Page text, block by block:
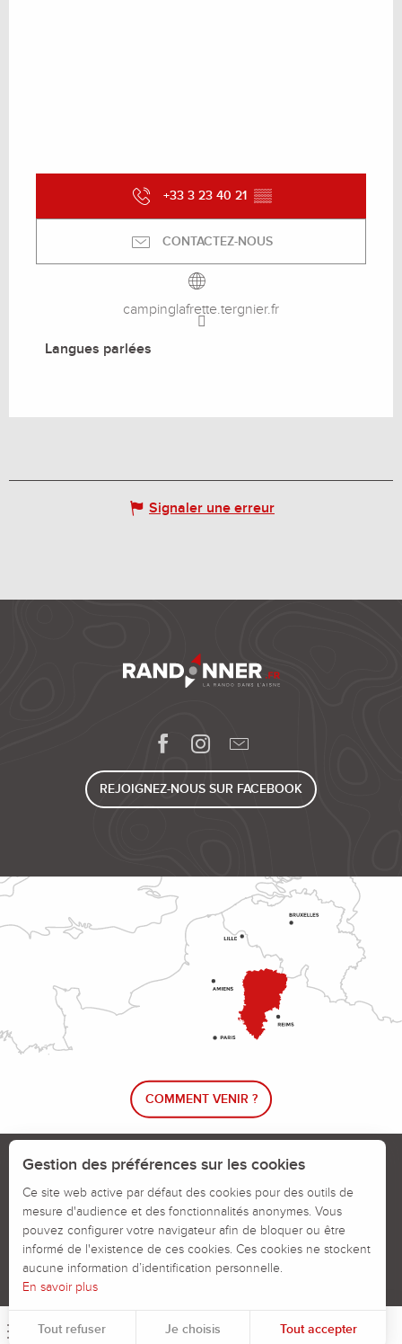
Menu
+33 3 23 40 21 ▒▒
CONTACTEZ-NOUS
campinglafrette.tergnier.fr
Langues parlées
Langues parlées
Signaler une erreur
REJOIGNEZ-NOUS SUR FACEBOOK
COMMENT VENIR ?
Le blog rando !
Calendrier des jours chassés
Signaler un problème sur un parcours
Politiques des Cookies Mentions légales
Gestion des préférences sur les cookies
Ce site web active par défaut des cookies pour des outils de
mesure d'audience et des fonctionnalités anonymes. Vous
pouvez configurer votre navigateur afin de bloquer ou être
informé de l'existence de ces cookies. Ces cookies ne stockent
aucune information d’identification personnelle.
En savoir plus
Tout refuser Je choisis Tout accepter